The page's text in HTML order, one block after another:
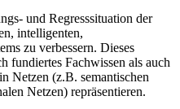
und Regresssituation der
intelligenten,
zu verbessern. Dieses
fundiertes Fachwissen als auch
Netzen (z.B. semantischen
Netzen) repräsentieren.